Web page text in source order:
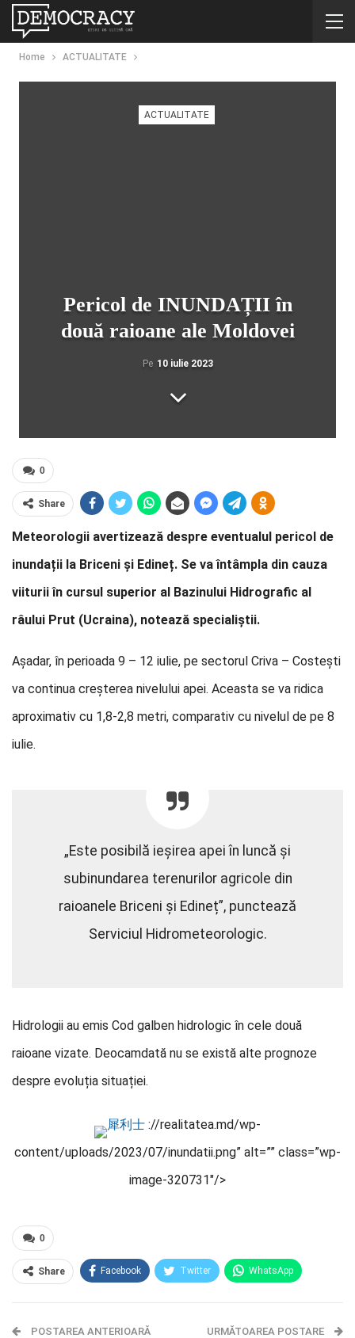
Home ACTUALITATE
ACTUALITATE
Pericol de INUNDAȚII în
două raioane ale Moldovei
Pe 10 iulie 2023
0
Share
Meteorologii avertizează despre eventualul pericol de
inundații la Briceni și Edineț. Se va întâmpla din cauza
viiturii în cursul superior al Bazinului Hidrografic al
râului Prut (Ucraina), notează specialiștii.
Așadar, în perioada 9 – 12 iulie, pe sectorul Criva – Costești
va continua creșterea nivelului apei. Aceasta se va ridica
aproximativ cu 1,8-2,8 metri, comparativ cu nivelul de pe 8
iulie.
„Este posibilă ieșirea apei în luncă și
subinundarea terenurilor agricole din
raioanele Briceni și Edineț”, punctează
Serviciul Hidrometeorologic.
Hidrologii au emis Cod galben hidrologic în cele două
raioane vizate. Deocamdată nu se există alte prognoze
despre evoluția situației.
犀利士 ://realitatea.md/wp-
content/uploads/2023/07/inundatii.png” alt=”” class=”wp-
image-320731″/>
0
Share Facebook Twitter WhatsApp
Telegram OK.ru
POSTAREA ANTERIOARĂ URMĂTOAREA POSTARE